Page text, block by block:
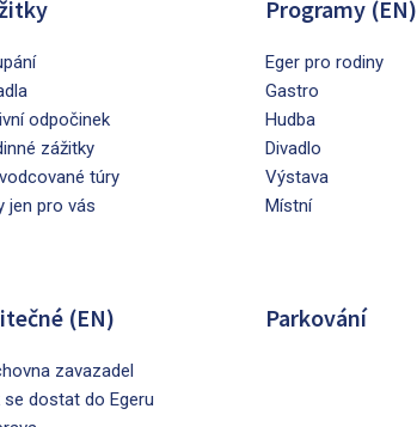
odpočinek
zážitky
túry
jen pro vás
Programy (EN)
Eger pro rodiny
Gastro
Hudba
Divadlo
Výstava
Místní
(EN)
zavazadel
se dostat do Egeru
Parkování